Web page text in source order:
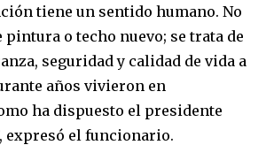
tiene un sentido humano. No
pintura o techo nuevo; se trata de
seguridad y calidad de vida a
años vivieron en
ha dispuesto el presidente
expresó el funcionario.